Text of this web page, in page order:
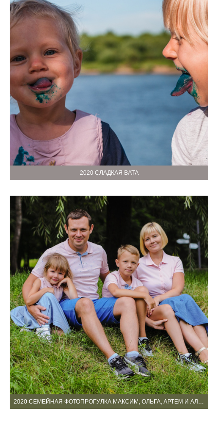
2020 СЛАДКАЯ ВАТА
2020 СЕМЕЙНАЯ ФОТОПРОГУЛКА МАКСИМ, ОЛЬГА, АРТЕМ И АЛИСА